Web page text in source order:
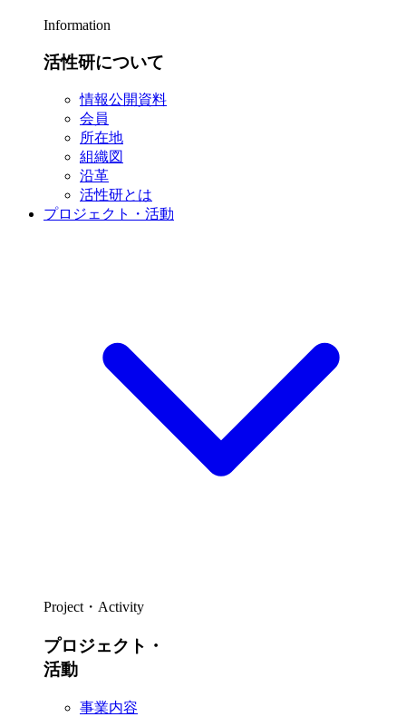
Information
活性研について
情報公開資料
会員
所在地
組織図
沿革
活性研とは
プロジェクト・活動
Project・Activity
プロジェクト・
活動
事業内容